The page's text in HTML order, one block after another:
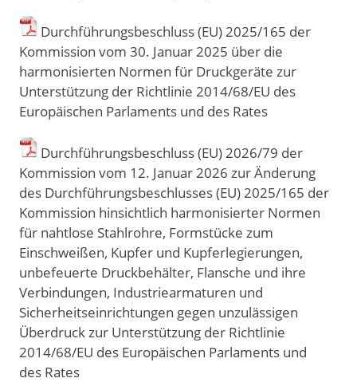
Durchführungsbeschluss (EU) 2025/165 der
Kommission vom 30. Januar 2025 über die
harmonisierten Normen für Druckgeräte zur
Unterstützung der Richtlinie 2014/68/EU des
Europäischen Parlaments und des Rates
Durchführungsbeschluss (EU) 2026/79 der
Kommission vom 12. Januar 2026 zur Änderung
des Durchführungsbeschlusses (EU) 2025/165 der
Kommission hinsichtlich harmonisierter Normen
für nahtlose Stahlrohre, Formstücke zum
Einschweißen, Kupfer und Kupferlegierungen,
unbefeuerte Druckbehälter, Flansche und ihre
Verbindungen, Industriearmaturen und
Sicherheitseinrichtungen gegen unzulässigen
Überdruck zur Unterstützung der Richtlinie
2014/68/EU des Europäischen Parlaments und
des Rates